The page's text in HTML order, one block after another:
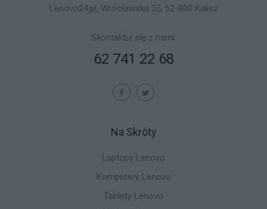
Lenovo24.pl, Wrocławska 35, 62-800 Kalisz
Skontaktuj się z nami:
62 741 22 68
Na Skróty
Laptopy Lenovo
Komputery Lenovo
Tablety Lenovo